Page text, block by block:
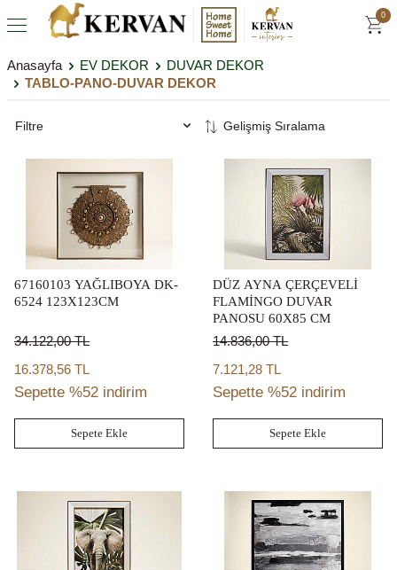
0
Anasayfa EV DEKOR
DUVAR DEKOR
TABLO-PANO-DUVAR DEKOR
Filtre
67160103 YAĞLIBOYA DK-
6524 123X123CM
34.122,00TL
16.378,56 TL
Sepette %52 indirim
Sepete Ekle
DÜZ AYNA ÇERÇEVELİ
FLAMİNGO DUVAR
PANOSU 60X85 CM
14.836,00TL
7.121,28 TL
Sepette %52 indirim
Sepete Ekle